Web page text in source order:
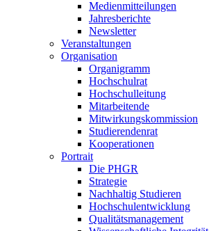
Medienmitteilungen
Jahresberichte
Newsletter
Veranstaltungen
Organisation
Organigramm
Hochschulrat
Hochschulleitung
Mitarbeitende
Mitwirkungskommission
Studierendenrat
Kooperationen
Portrait
Die PHGR
Strategie
Nachhaltig Studieren
Hochschulentwicklung
Qualitätsmanagement